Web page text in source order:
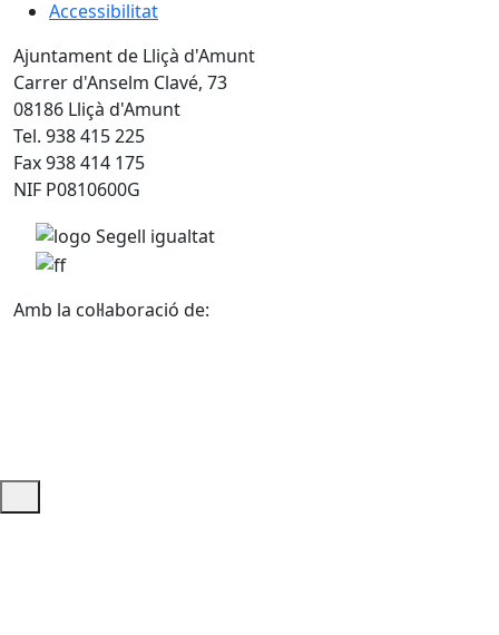
Accessibilitat
Ajuntament de Lliçà d'Amunt
Carrer d'Anselm Clavé, 73
08186 Lliçà d'Amunt
Tel. 938 415 225
Fax 938 414 175
NIF P0810600G
Amb la col·laboració de: